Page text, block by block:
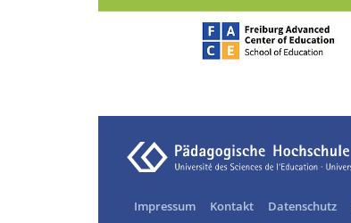
Impressum Kontakt Datenschutz